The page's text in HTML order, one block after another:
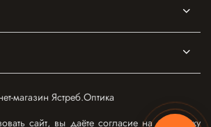
магазин Ястреб.Оптика
сайт, вы даёте согласие на обработку